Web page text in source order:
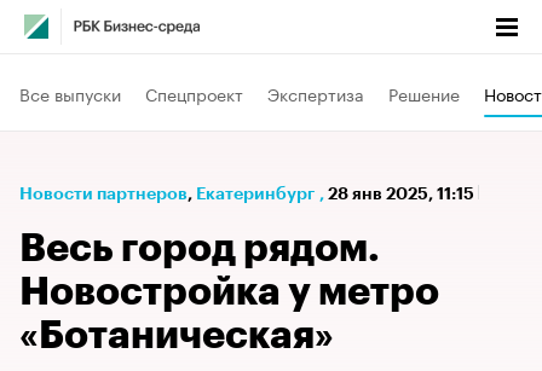
Все выпуски Спецпроект Экспертиза Решение
Новости партнеров⁠, Екатеринбург , 28 янв 2025, 11:15
Весь город рядом.
Новостройка у метро
«Ботаническая»